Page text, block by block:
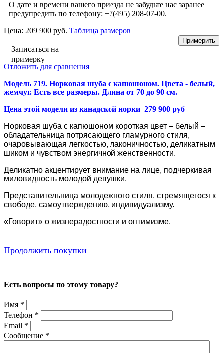
О дате и времени вашего приезда не забудьте нас заранее
предупредить по телефону: +7(495) 208-07-00.
Цена: 209 900 руб. Таблица размеров
Записаться на
примерку
Отложить для сравнения
Модель 719. Норковая шуба с капюшоном. Цвета - белый,
жемчуг. Есть все размеры. Длина от 70 до 90 см.
Цена этой модели из канадской норки 279 900 руб
Норковая шуба с капюшоном короткая цвет – белый –
обладательница потрясающего гламурного стиля,
очаровывающая легкостью, лаконичностью, деликатным
шиком и чувством энергичной женственности.
Деликатно акцентирует внимание на лице, подчеркивая
миловидность молодой девушки.
Представительница молодежного стиля, стремящегося к
свободе, самоутверждению, индивидуализму.
«Говорит» о жизнерадостности и оптимизме.
Продолжить покупки
Есть вопросы по этому товару?
Имя *
Телефон *
Email *
Сообщение *